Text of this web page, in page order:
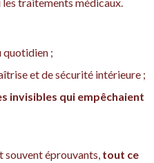
quotidien ;
et de sécurité intérieure ;
invisibles qui empêchaient
souvent éprouvants, tout ce